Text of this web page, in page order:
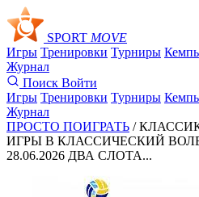
SPORT MOVE
Игры Тренировки Турниры
Журнал
Поиск Войти
Игры Тренировки Турниры
Журнал
ПРОСТО ПОИГРАТЬ /
ИГРЫ В КЛАССИЧЕСКИЙ
28.06.2026 ДВА СЛОТА...